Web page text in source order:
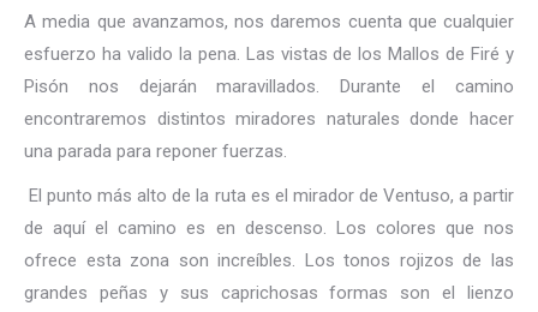
A media que avanzamos, nos daremos cuenta que cualquier
esfuerzo ha valido la pena. Las vistas de los Mallos de Firé y
Pisón nos dejarán maravillados. Durante el camino
encontraremos distintos miradores naturales donde hacer
una parada para reponer fuerzas.
El punto más alto de la ruta es el mirador de Ventuso, a partir
de aquí el camino es en descenso. Los colores que nos
ofrece esta zona son increíbles. Los tonos rojizos de las
grandes peñas y sus caprichosas formas son el lienzo